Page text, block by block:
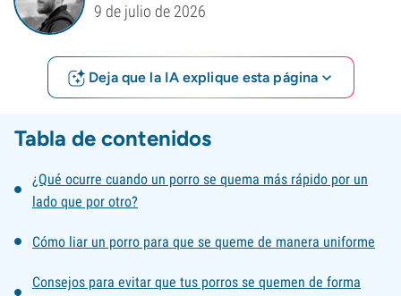
9 de julio de 2026
Deja que la IA explique esta página
Tabla de contenidos
¿Qué ocurre cuando un porro se quema más rápido por un
lado que por otro?
Cómo liar un porro para que se queme de manera uniforme
Consejos para evitar que tus porros se quemen de forma